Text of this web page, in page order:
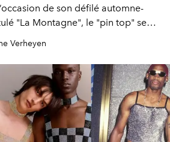
de son défilé automne-
"La Montagne", le "pin top" se
le plus en vue de la rentrée 2021.
Verheyen